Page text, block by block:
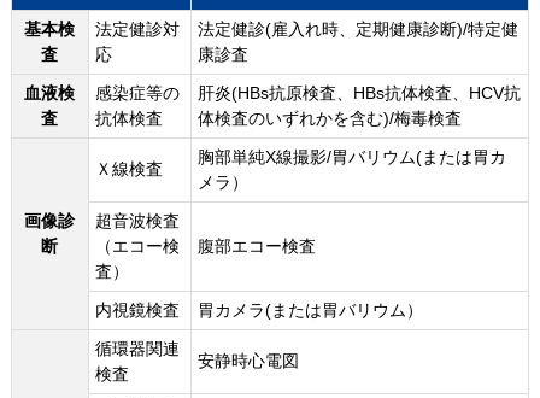
基本検
査
法定健診対
応
法定健診(雇入れ時、定期健康診断)/特定健
康診査
血液検
査
感染症等の
抗体検査
肝炎(HBs抗原検査、HBs抗体検査、HCV抗
体検査のいずれかを含む)/梅毒検査
画像診
断
Ｘ線検査
胸部単純X線撮影/胃バリウム(または胃カ
メラ）
超音波検査
（エコー検
査）
腹部エコー検査
内視鏡検査 胃カメラ(または胃バリウム）
循環器関連
検査
安静時心電図